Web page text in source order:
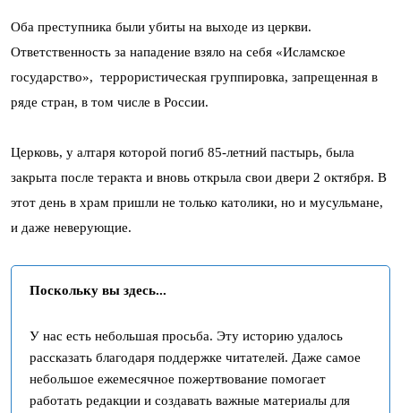
Оба преступника были убиты на выходе из церкви.
Ответственность за нападение взяло на себя «Исламское
государство», террористическая группировка, запрещенная в
ряде стран, в том числе в России.
Церковь, у алтаря которой погиб 85-летний пастырь, была
закрыта после теракта и вновь открыла свои двери 2 октября. В
этот день в храм пришли не только католики, но и мусульмане,
и даже неверующие.
Поскольку вы здесь...
У нас есть небольшая просьба. Эту историю удалось
рассказать благодаря поддержке читателей. Даже самое
небольшое ежемесячное пожертвование помогает
работать редакции и создавать важные материалы для